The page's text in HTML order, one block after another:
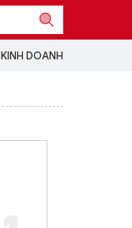
KINH DOANH